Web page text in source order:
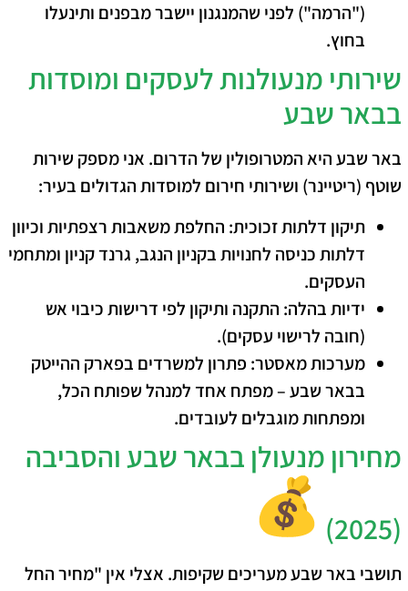
("הרמה") לפני שהמנגנון יישבר מבפנים ותינעלו
בחוץ.
​שירותי מנעולנות לעסקים ומוסדות
בבאר שבע
​באר שבע היא המטרופולין של הדרום. אני מספק שירות
שוטף (ריטיינר) ושירותי חירום למוסדות הגדולים בעיר:
תיקון דלתות זכוכית: החלפת משאבות רצפתיות וכיוון
דלתות כניסה לחנויות בקניון הנגב, גרנד קניון ומתחמי
העסקים.
ידיות בהלה: התקנה ותיקון לפי דרישות כיבוי אש
(חובה לרישוי עסקים).
מערכות מאסטר: פתרון למשרדים בפארק ההייטק
בבאר שבע – מפתח אחד למנהל שפותח הכל,
ומפתחות מוגבלים לעובדים.
מחירון מנעולן בבאר שבע והסביבה
(2025)
​תושבי באר שבע מעריכים שקיפות. אצלי אין "מחיר החל